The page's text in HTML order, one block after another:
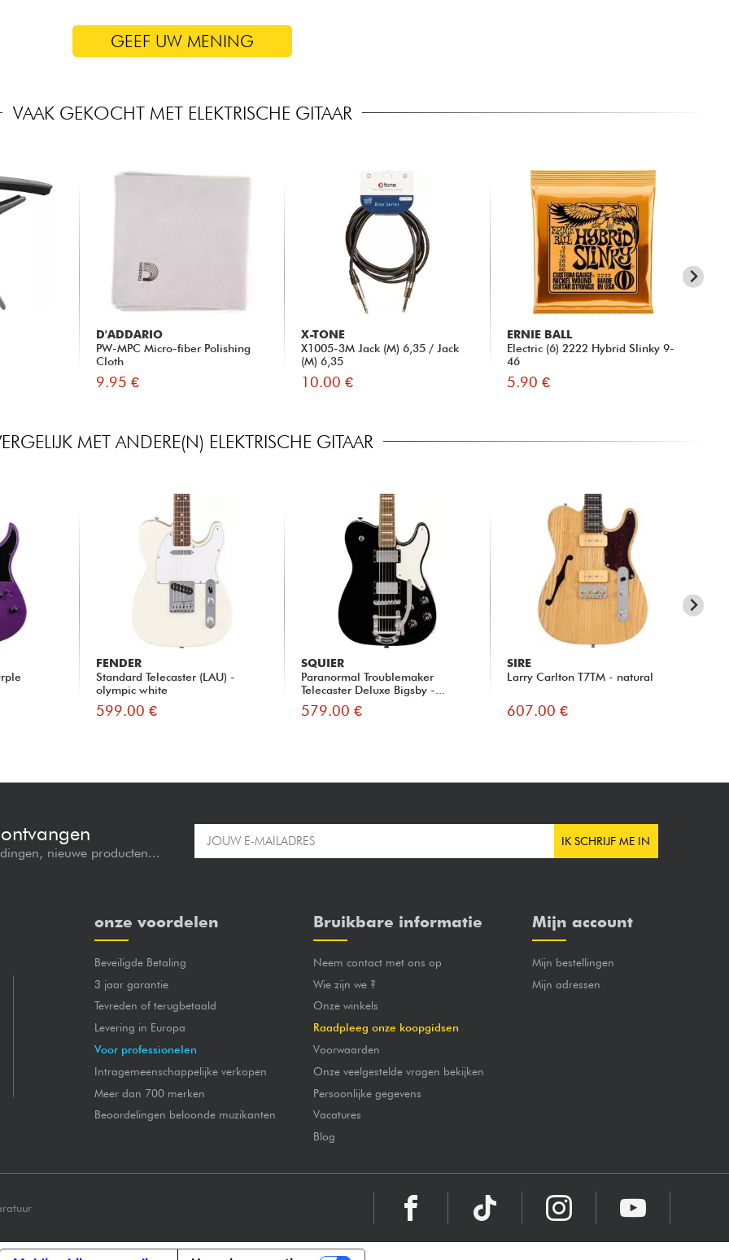
GEEF UW MENING
VAAK GEKOCHT MET ELEKTRISCHE GITAAR
D'ADDARIO
PW-MPC Micro-fiber Polishing
Cloth
9.95 €
X-TONE
X1005-3M Jack (M) 6,35 / Jack
(M) 6,35
10.00 €
ERNIE BALL
Electric (6) 2222 Hybrid Slinky 9-
46
5.90 €
MET ANDERE(N) ELEKTRISCHE GITAAR
FENDER
Standard Telecaster (LAU) -
olympic white
599.00 €
SQUIER
Paranormal Troublemaker
Telecaster Deluxe Bigsby -...
579.00 €
SIRE
Larry Carlton T7TM - natural
607.00 €
nieuwe producten...
IK SCHRIJF ME IN
onze voordelen
Beveiligde Betaling
3 jaar garantie
Tevreden of terugbetaald
Levering in Europa
Voor professionelen
Intragemeenschappelijke verkopen
Meer dan 700 merken
Beoordelingen beloonde muzikanten
Bruikbare informatie
Neem contact met ons op
Wie zijn we ?
Onze winkels
Raadpleeg onze koopgidsen
Voorwaarden
Onze veelgestelde vragen bekijken
Persoonlijke gegevens
Vacatures
Blog
Mijn account
Mijn bestellingen
Mijn adressen